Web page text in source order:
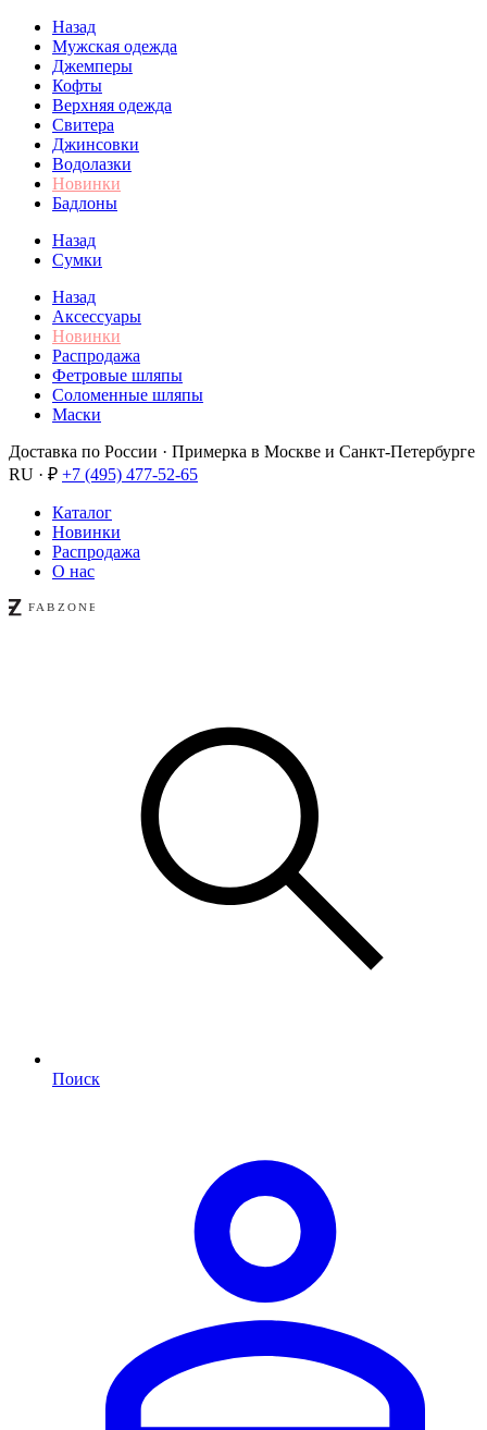
Назад
Мужская одежда
Джемперы
Кофты
Верхняя одежда
Свитера
Джинсовки
Водолазки
Новинки
Бадлоны
Назад
Сумки
Назад
Аксессуары
Новинки
Распродажа
Фетровые шляпы
Соломенные шляпы
Маски
Доставка по России · Примерка в Москве и Санкт-Петербурге
RU · ₽ +7 (495) 477-52-65
Каталог
Новинки
Распродажа
О нас
Поиск